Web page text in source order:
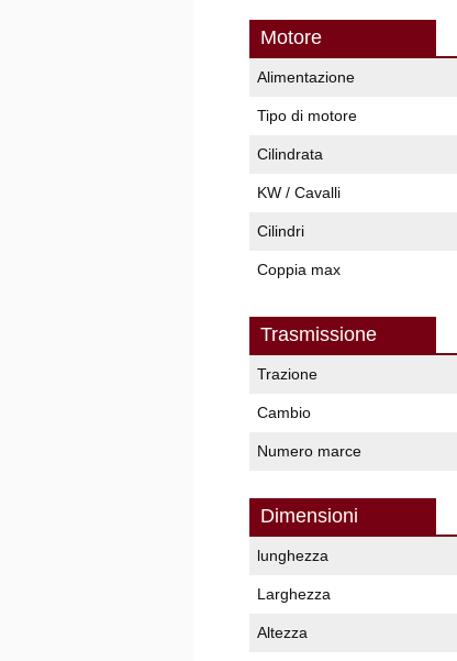
Motore
Alimentazione
Tipo di motore
Cilindrata
KW / Cavalli
Cilindri
Coppia max
Trasmissione
Trazione
Cambio
Numero marce
Dimensioni
lunghezza
Larghezza
Altezza